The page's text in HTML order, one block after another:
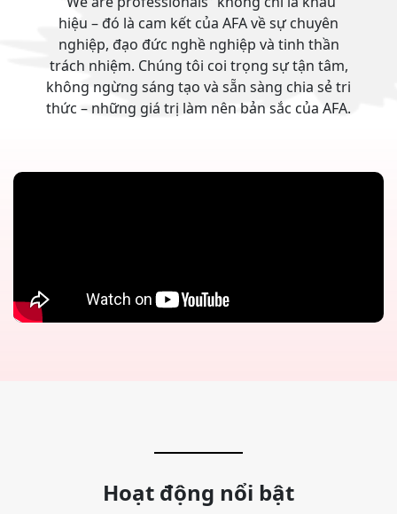
hiệu – đó là cam kết của AFA về sự chuyên
nghiệp, đạo đức nghề nghiệp và tinh thần
trách nhiệm. Chúng tôi coi trọng sự tận tâm,
không ngừng sáng tạo và sẵn sàng chia sẻ tri
thức – những giá trị làm nên bản sắc của AFA.
Hoạt động nổi bật